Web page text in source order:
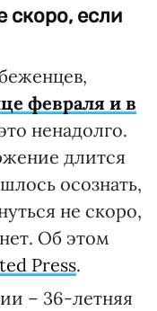
скоро, если
февраля и в
ненадолго.
длится
осознать,
не скоро,
Об этом
Press.
– 36-летняя